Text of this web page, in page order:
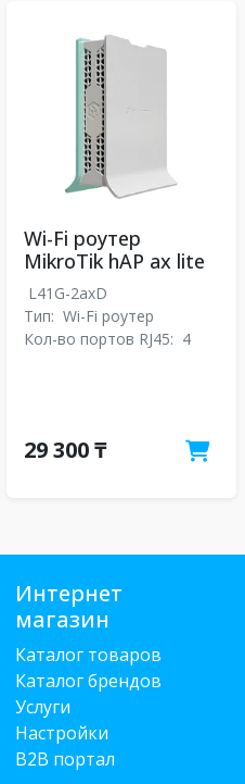
Wi-Fi роутер
MikroTik hAP ax lite
L41G-2axD
Тип: Wi-Fi роутер
Кол-во портов RJ45: 4
29 300 ₸
Интернет
магазин
Каталог товаров
Каталог брендов
Услуги
Настройки
B2B портал